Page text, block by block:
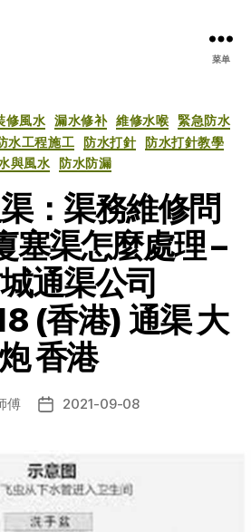
菜单
分
类
修風水 漏水修补 維修水喉
緊急防水
水工程施工 防水打針
防水打針教學
與風水
防水防漏
：渠務維修問
塞渠怎麼處理 –
通渠公司
(香港) 通渠 大
香港
傅
发
期
2021-09-08